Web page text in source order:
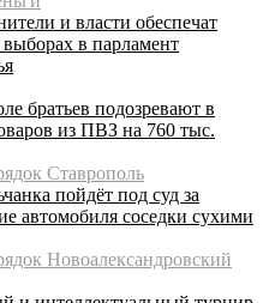
и власти обеспечат
в парламент
братьев подозревают в
из ПВЗ на 760 тыс.
Ставрополь
пойдёт под суд за
автомобиля соседки сухими
Новоалександровский